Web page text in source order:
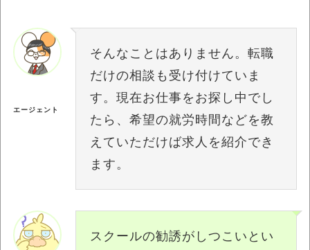
エージェント
そんなことはありません。転職
だけの相談も受け付けていま
す。現在お仕事をお探し中でし
たら、希望の就労時間などを教
えていただけば求人を紹介でき
ます。
スクールの勧誘がしつこいとい